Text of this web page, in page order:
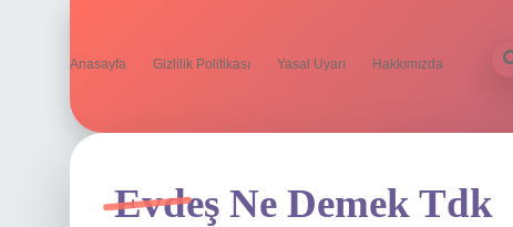
Anasayfa Gizlilik Politikası Yasal Uyarı Hakkımızda
Evdeş Ne Demek Tdk